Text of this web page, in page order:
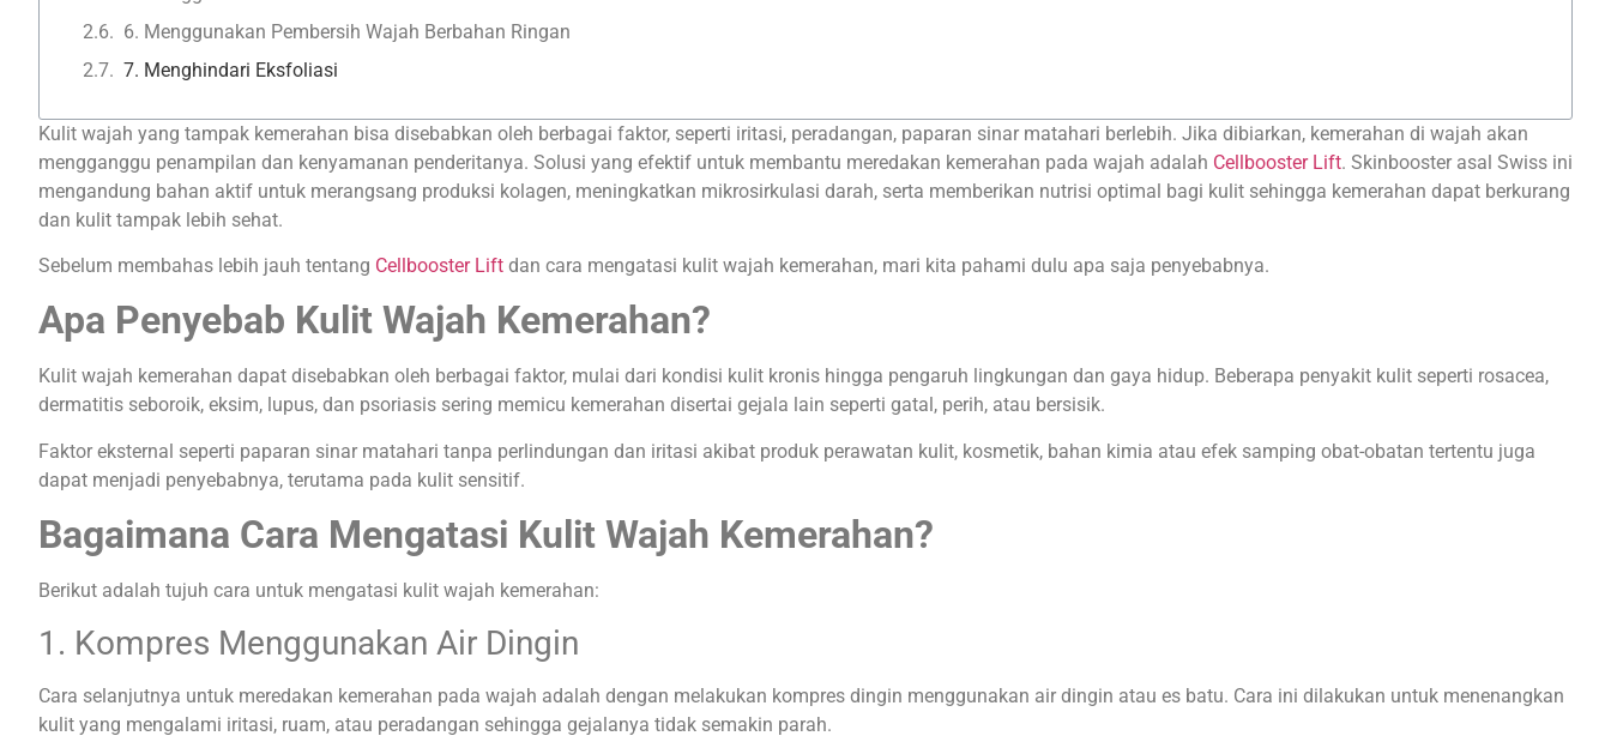
6. Menggunakan Pembersih Wajah Berbahan Ringan
7. Menghindari Eksfoliasi
Kulit wajah yang tampak kemerahan bisa disebabkan oleh berbagai faktor, seperti iritasi, peradangan, paparan sinar matahari berlebih. Jika dibiarkan, kemerahan di wajah akan
mengganggu penampilan dan kenyamanan penderitanya. Solusi yang efektif untuk membantu meredakan kemerahan pada wajah adalah Cellbooster Lift. Skinbooster asal Swiss ini
mengandung bahan aktif untuk merangsang produksi kolagen, meningkatkan mikrosirkulasi darah, serta memberikan nutrisi optimal bagi kulit sehingga kemerahan dapat berkurang
dan kulit tampak lebih sehat.
Sebelum membahas lebih jauh tentang Cellbooster Lift dan cara mengatasi kulit wajah kemerahan, mari kita pahami dulu apa saja penyebabnya.
Apa Penyebab Kulit Wajah Kemerahan?
Kulit wajah kemerahan dapat disebabkan oleh berbagai faktor, mulai dari kondisi kulit kronis hingga pengaruh lingkungan dan gaya hidup. Beberapa penyakit kulit seperti rosacea,
dermatitis seboroik, eksim, lupus, dan psoriasis sering memicu kemerahan disertai gejala lain seperti gatal, perih, atau bersisik.
Faktor eksternal seperti paparan sinar matahari tanpa perlindungan dan iritasi akibat produk perawatan kulit, kosmetik, bahan kimia atau efek samping obat-obatan tertentu juga
dapat menjadi penyebabnya, terutama pada kulit sensitif.
Bagaimana Cara Mengatasi Kulit Wajah Kemerahan?
Berikut adalah tujuh cara untuk mengatasi kulit wajah kemerahan:
1. Kompres Menggunakan Air Dingin
Cara selanjutnya untuk meredakan kemerahan pada wajah adalah dengan melakukan kompres dingin menggunakan air dingin atau es batu. Cara ini dilakukan untuk menenangkan
kulit yang mengalami iritasi, ruam, atau peradangan sehingga gejalanya tidak semakin parah.